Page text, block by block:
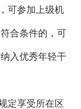
可参加上级机
合条件的，可
入优秀年轻干
定享受所在区